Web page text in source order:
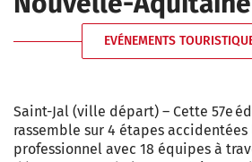
EVÉNEMENTS
Saint-Jal (ville départ) – Cette 57e
rassemble sur 4 étapes
professionnel avec 18 équipes à